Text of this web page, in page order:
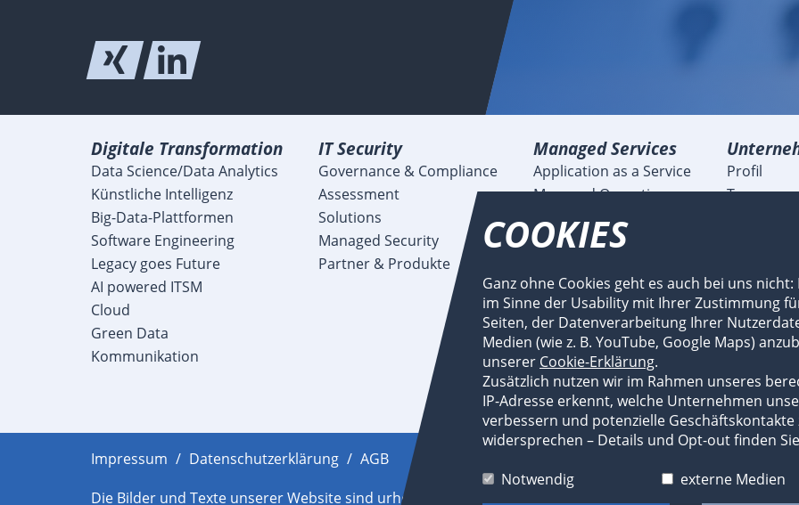
Digitale Transformation
Data Science/Data Analytics
Künstliche Intelligenz
Big-Data-Plattformen
Software Engineering
Legacy goes Future
AI powered ITSM
Cloud
Green Data
Kommunikation
IT Security
Governance & Compliance
Assessment
Solutions
Managed Security
Partner & Produkte
Managed Services
Application as a Service
Managed Operations
Managed Legacy
Managed Migration
Managed IT-Security
Managed Nearshoring
Profil
Team
Flyer
Impressum Datenschutzerklärung
AGB
Die Bilder und Texte unserer Website sind urheberrechtlich geschützt und dürfen
COOKIES
Ganz ohne Cookies geht es auch bei uns
im Sinne der Usability mit Ihrer Zustimmung
Seiten, der Datenverarbeitung Ihrer
Medien (wie z. B. YouTube, Google Maps)
unserer Cookie-Erklärung.
Zusätzlich nutzen wir im Rahmen unseres
IP-Adresse erkennt, welche Unternehmen
verbessern und potenzielle
widersprechen – Details und Opt-out finden
Notwendig
externe Medien